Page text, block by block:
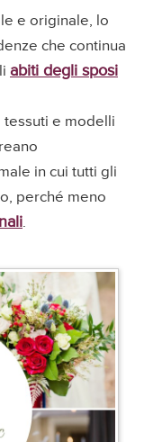
e originale, lo
che continua
abiti degli sposi
tessuti e modelli
in cui tutti gli
perché meno
.